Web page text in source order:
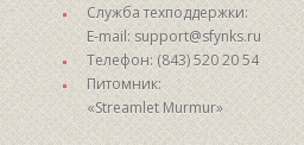
Служба техподдержки:
E-mail: support@sfynks.ru
Телефон: (843) 520 20 54
Питомник:
«Streamlet Murmur»